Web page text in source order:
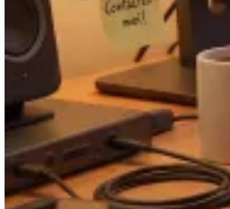
Actualités & Tendances Tech
Développement Web & Mobile
Automatisation, IA & Outils
Anecdotes & Perles du Web
Cybersécurité
Qui suis-je ?